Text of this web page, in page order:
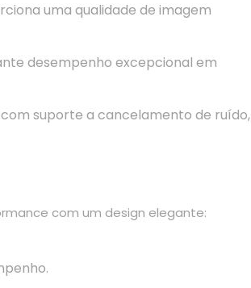
uma qualidade de imagem
desempenho excepcional em
suporte a cancelamento de ruído,
com um design elegante: